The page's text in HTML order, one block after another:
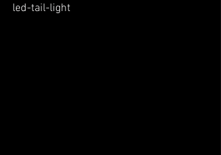
led-tail-light